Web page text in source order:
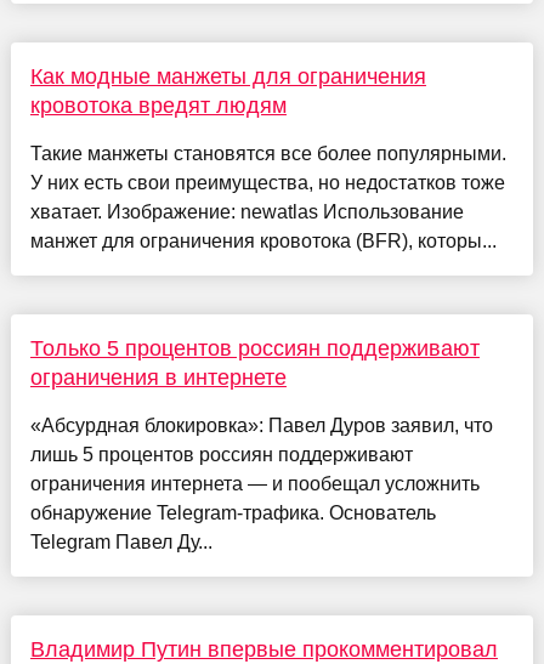
Как модные манжеты для ограничения
кровотока вредят людям
Такие манжеты становятся все более популярными.
У них есть свои преимущества, но недостатков тоже
хватает. Изображение: newatlas Использование
манжет для ограничения кровотока (BFR), которы...
Только 5 процентов россиян поддерживают
ограничения в интернете
«Абсурдная блокировка»: Павел Дуров заявил, что
лишь 5 процентов россиян поддерживают
ограничения интернета — и пообещал усложнить
обнаружение Telegram-трафика. Основатель
Telegram Павел Ду...
Владимир Путин впервые прокомментировал